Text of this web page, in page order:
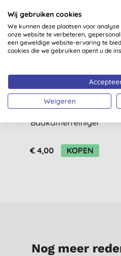
Miniml Antibacteriële
Badkamerreiniger
- 750ml
€ 4,00 KOPEN
Nog meer
Wij gebruiken cookies
We kunnen deze plaatsen voor
onze website te verbeteren,
een geweldige website-ervaring te
cookies die we gebruiken opent u de
Weigeren